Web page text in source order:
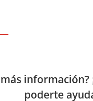
información?
poderte